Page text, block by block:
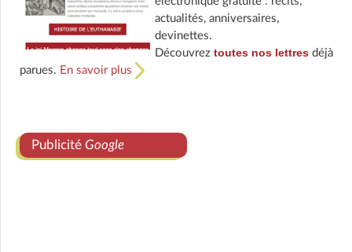
actualités, anniversaires,
devinettes.
Découvrez toutes nos lettresdéjà
parues. En savoir plus
Publicité Google